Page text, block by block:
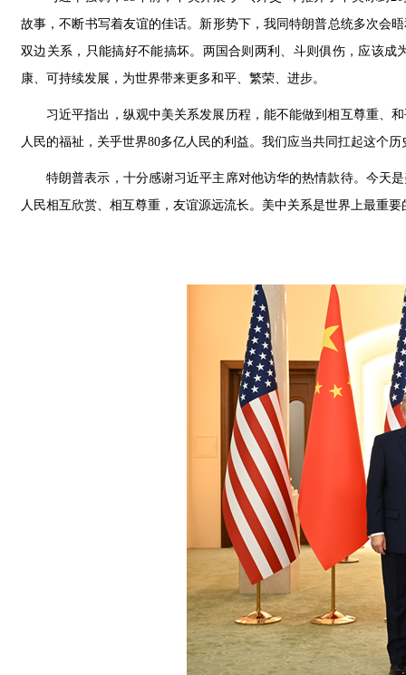
故事，不断书写着友谊的佳话。新形势下，我同特朗普总统多次会
双边关系，只能搞好不能搞坏。两国合则两利、斗则俱伤，应该
康、可持续发展，为世界带来更多和平、繁荣、进步。
习近平指出，纵观中美关系发展历程，能不能做到相互尊重、
人民的福祉，关乎世界80多亿人民的利益。我们应当共同扛起这个
特朗普表示，十分感谢习近平主席对他访华的热情款待。今天
人民相互欣赏、相互尊重，友谊源远流长。美中关系是世界上最重